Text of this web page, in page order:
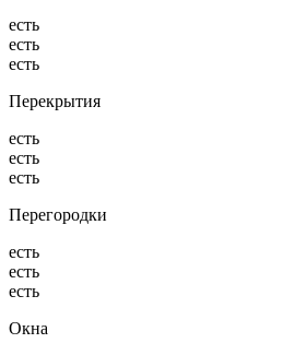
есть
есть
есть
Перекрытия
есть
есть
есть
Перегородки
есть
есть
есть
Окна